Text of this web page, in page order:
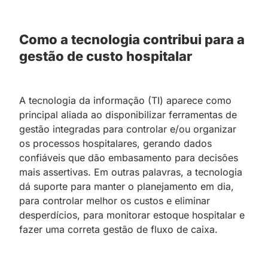
Como a tecnologia contribui para a
gestão de custo hospitalar
A tecnologia da informação (TI) aparece como
principal aliada ao disponibilizar ferramentas de
gestão integradas para controlar e/ou organizar
os processos hospitalares, gerando dados
confiáveis que dão embasamento para decisões
mais assertivas. Em outras palavras, a tecnologia
dá suporte para manter o planejamento em dia,
para controlar melhor os custos e eliminar
desperdícios, para monitorar estoque hospitalar e
fazer uma correta gestão de fluxo de caixa.